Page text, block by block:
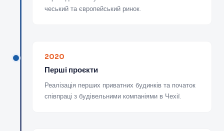
чеський та європейський ринок.
2020
Перші проєкти
Реалізація перших приватних будинків та початок
співпраці з будівельними компаніями в Чехії.